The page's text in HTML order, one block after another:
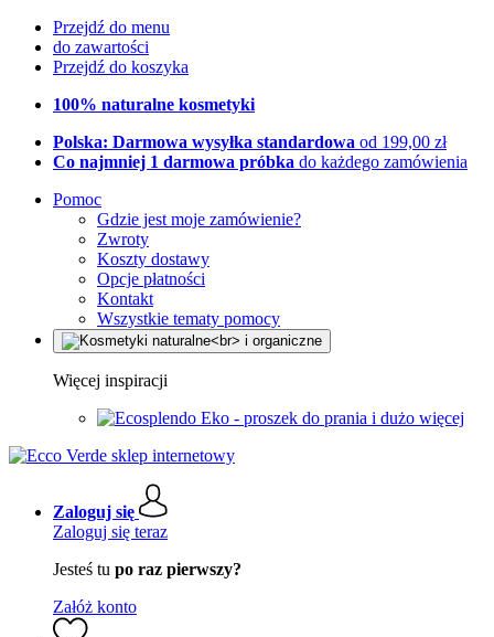
Przejdź do menu
do zawartości
Przejdź do koszyka
100% naturalne kosmetyki
Polska: Darmowa wysyłka standardowa od 199,00 zł
Co najmniej 1 darmowa próbka do każdego zamówienia
Pomoc
Gdzie jest moje zamówienie?
Zwroty
Koszty dostawy
Opcje płatności
Kontakt
Wszystkie tematy pomocy
Więcej inspiracji
Eko - proszek do prania i dużo więcej
Zaloguj się
Zaloguj się teraz
Jesteś tu po raz pierwszy?
Załóż konto